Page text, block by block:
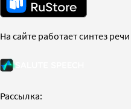
На сайте работает синтез речи
Рассылка: